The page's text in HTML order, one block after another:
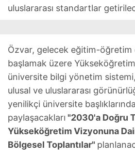
uluslararası standartlar
Özvar, gelecek eğitim-öğretim
başlamak üzere
üniversite bilgi yönetim
ulusal ve uluslararası
yenilikçi üniversite başlıklarında
paylaşacakları "2030'a Doğru
Yükseköğretim Vizyonuna
Bölgesel Toplantılar"